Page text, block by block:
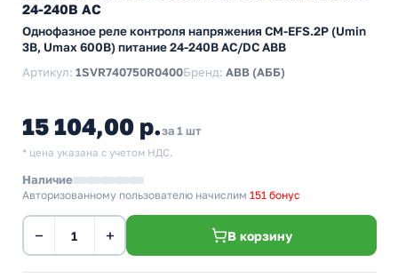
24-240В AC
Однофазное реле контроля напряжения CM-EFS.2P (Umin
3В, Umax 600В) питание 24-240В AC/DC ABB
Артикул: 1SVR740750R0400Бренд: ABB (АББ)
15 104,00 р.за 1 шт
* цена указана с учетом НДС.
Наличие
Авторизованному пользователю начислим 151 бонус
− + В корзину